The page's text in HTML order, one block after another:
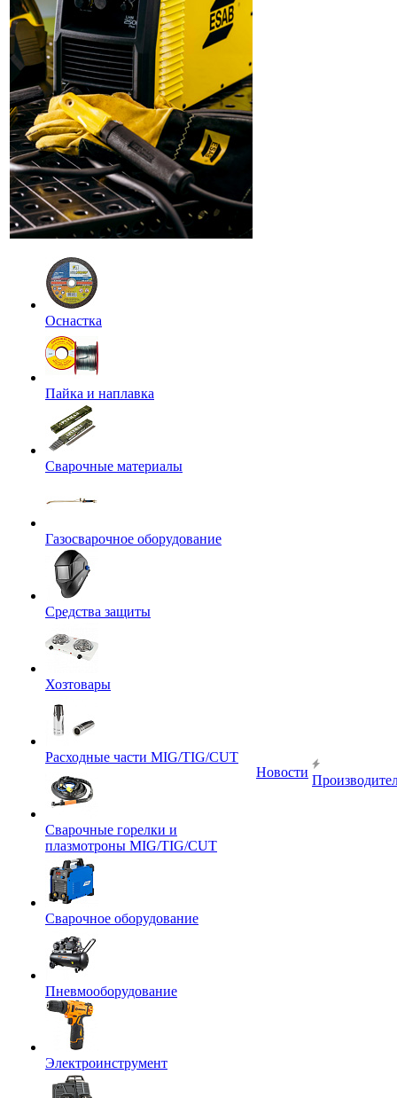
Оснастка
Пайка и наплавка
Сварочные материалы
Газосварочное оборудование
Средства защиты
Хозтовары
Расходные части MIG/TIG/CUT
Сварочные горелки и
плазмотроны MIG/TIG/CUT
Сварочное оборудование
Пневмооборудование
Электроинструмент
Новости